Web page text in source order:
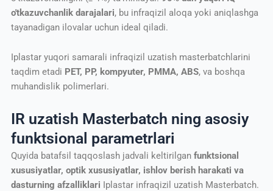
o'tkazuvchanlik darajalari, bu infraqizil aloqa yoki aniqlashga
tayanadigan ilovalar uchun ideal qiladi.
Iplastar yuqori samarali infraqizil uzatish masterbatchlarini
taqdim etadi PET, PP, kompyuter, PMMA, ABS, va boshqa
muhandislik polimerlari.
IR uzatish Masterbatch ning asosiy
funktsional parametrlari
Quyida batafsil taqqoslash jadvali keltirilgan funktsional
xususiyatlar, optik xususiyatlar, ishlov berish harakati va
dasturning afzalliklari Iplastar infraqizil uzatish Masterbatch.